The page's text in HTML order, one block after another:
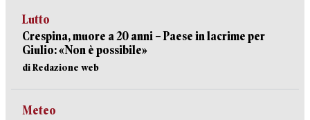
Lutto
Crespina, muore a 20 anni – Paese in lacrime per
Giulio: «Non è possibile»
di Redazione web
Meteo